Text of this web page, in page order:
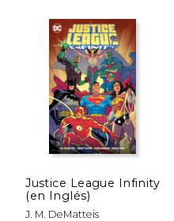
$ 12.74
Justice League Infinity
(en Inglés)
J. M. DeMatteis